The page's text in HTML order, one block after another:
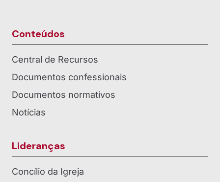
Conteúdos
Central de Recursos
Documentos confessionais
Documentos normativos
Notícias
Lideranças
Concílio da Igreja